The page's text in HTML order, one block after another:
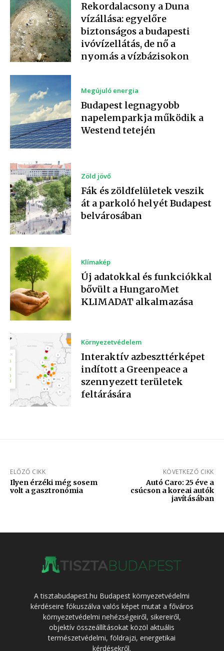
Rekordalacsony a Duna
vízállása: egyelőre
biztonságos a budapesti
ivóvízellátás, de nő a
nyomás a vízbázisokon
Megújuló energia
Budapest legnagyobb
napelemparkja működik a
Westend tetején
Zöld jövő
Fák és zöldfelületek veszik
át a parkoló helyét Budapest
belvárosában
Klímakép
Új adatokkal és funkciókkal
bővült a HungaroMet
KLIMADAT alkalmazása
Környezetvédelem
Interaktív azbeszttérképet
indított a Greenpeace a
szennyezett területek
feltárására
ELŐZŐ CIKK
Ilyen érzéki még sosem
volt a gasztronómia
KÖVETKEZŐ CIKK
Autó Caro: 25 éve a
csúcson a koreai autók
javításában
A tisztabudapest.hu Budapest környezetvédelmi
kérdéseire fókuszálva valós képet mutat a főváros
környezetvédelmi nehézségeiről, sikereiről,
objektív összeállításokat közöl aktuális
természetvédelmi, földrajzi, energetikai
kérdésekről.